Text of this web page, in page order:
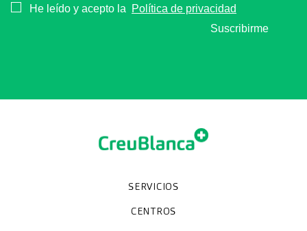
Consentimiento
He leído y acepto la
Política de privacidad
Suscribirme
SERVICIOS
Especialidades
Diagnóstico por la imagen
Chequeos y revisiones médicas
Unidades especializadas
CENTROS